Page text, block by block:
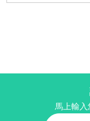
馬上輸入